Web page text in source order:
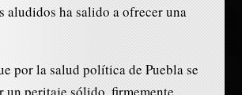
aludidos ha salido a ofrecer una
por la salud política de Puebla se